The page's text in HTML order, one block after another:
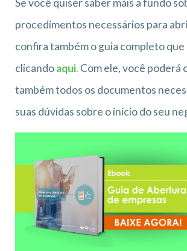
Se você quiser saber mais a fundo
procedimentos necessários para
confira também o guia completo
clicandoaqui. Com ele, você poderá
também todos os documentos
suas dúvidas sobre o início do seu